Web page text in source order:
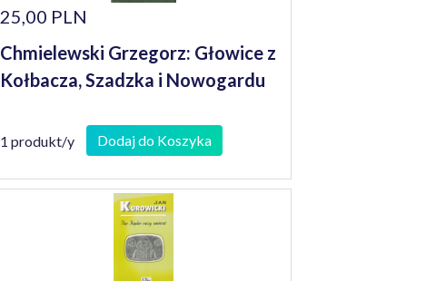
25,00 PLN
Chmielewski Grzegorz: Głowice z
Kołbacza, Szadzka i Nowogardu
1 produkt/y Dodaj do Koszyka